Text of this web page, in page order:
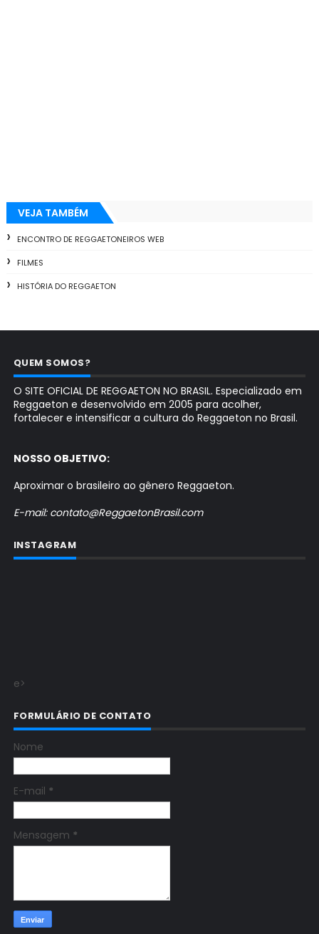
VEJA TAMBÉM
ENCONTRO DE REGGAETONEIROS WEB
FILMES
HISTÓRIA DO REGGAETON
QUEM SOMOS?
O SITE OFICIAL DE REGGAETON NO BRASIL. Especializado em
Reggaeton e desenvolvido em 2005 para acolher,
fortalecer e intensificar a cultura do Reggaeton no Brasil.
NOSSO OBJETIVO:
Aproximar o brasileiro ao gênero Reggaeton.
E-mail: contato@ReggaetonBrasil.com
INSTAGRAM
e>
FORMULÁRIO DE CONTATO
Nome
E-mail *
Mensagem *